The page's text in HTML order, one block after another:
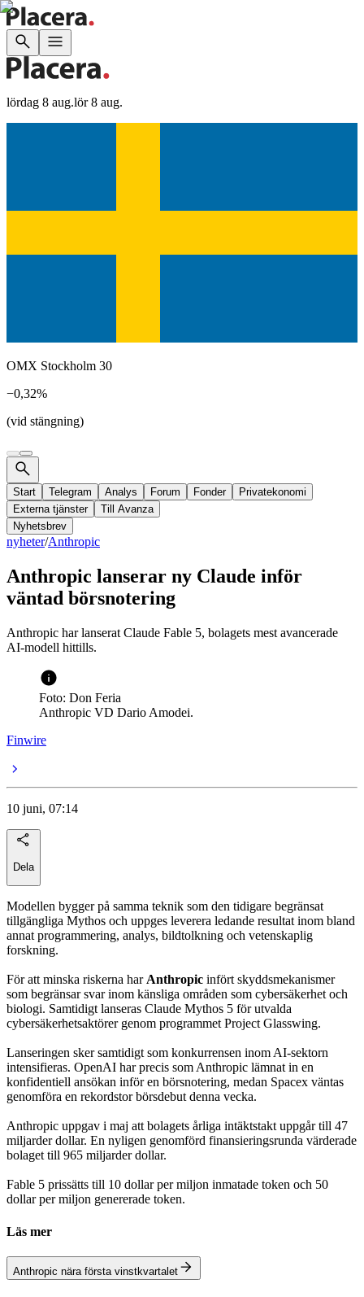
lördag 8 aug.lör 8 aug.
OMX Stockholm 30
−0,32%
(vid stängning)
Start Telegram Analys Forum Fonder
Privatekonomi
Externa tjänster
Till Avanza
Nyhetsbrev
nyheter/Anthropic
Anthropic lanserar ny Claude inför
väntad börsnotering
Anthropic har lanserat Claude Fable 5, bolagets mest avancerade
AI-modell hittills.
Foto: Don Feria
Anthropic VD Dario Amodei.
Finwire
10 juni, 07:14
Dela
Modellen bygger på samma teknik som den tidigare begränsat
tillgängliga Mythos och uppges leverera ledande resultat inom bland
annat programmering, analys, bildtolkning och vetenskaplig
forskning.
För att minska riskerna harAnthropic infört skyddsmekanismer
som begränsar svar inom känsliga områden som cybersäkerhet och
biologi. Samtidigt lanseras Claude Mythos 5 för utvalda
cybersäkerhetsaktörer genom programmet Project Glasswing.
Lanseringen sker samtidigt som konkurrensen inom AI-sektorn
intensifieras. OpenAI har precis som Anthropic lämnat in en
konfidentiell ansökan inför en börsnotering, medan Spacex väntas
genomföra en rekordstor börsdebut denna vecka.
Anthropic uppgav i maj att bolagets årliga intäktstakt uppgår till 47
miljarder dollar. En nyligen genomförd finansieringsrunda värderade
bolaget till 965 miljarder dollar.
Fable 5 prissätts till 10 dollar per miljon inmatade token och 50
dollar per miljon genererade token.
Läs mer
Anthropic nära första vinstkvartalet